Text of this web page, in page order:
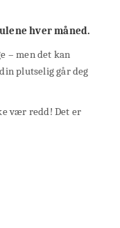
hver måned.
– men det kan
plutselig går deg
vær redd! Det er